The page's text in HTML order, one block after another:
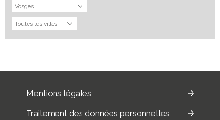
Mentions légales
Traitement des données personnelles